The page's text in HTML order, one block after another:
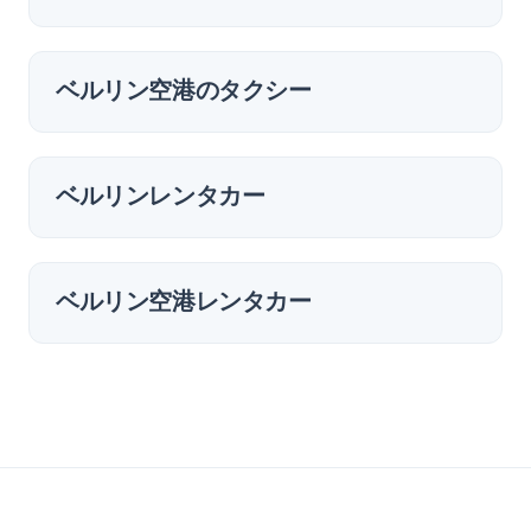
ベルリン空港のタクシー
ベルリンレンタカー
ベルリン空港レンタカー